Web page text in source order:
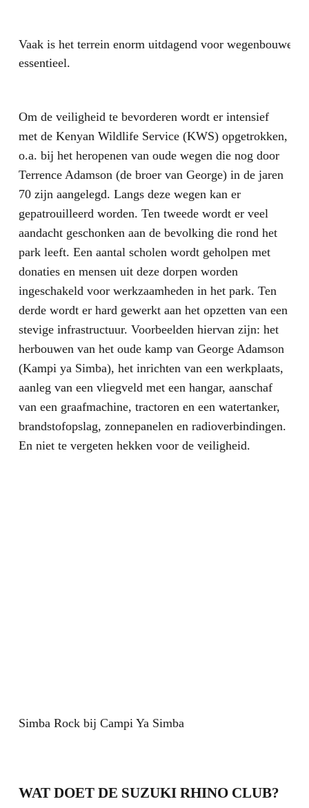
Vaak is het terrein enorm uitdagend voor
essentieel.
Om de veiligheid te bevorderen wordt er intensief
met de Kenyan Wildlife Service (KWS) opgetrokken,
o.a. bij het heropenen van oude wegen die nog door
Terrence Adamson (de broer van George) in de jaren
70 zijn aangelegd. Langs deze wegen kan er
gepatrouilleerd worden. Ten tweede wordt er veel
aandacht geschonken aan de bevolking die rond het
park leeft. Een aantal scholen wordt geholpen met
donaties en mensen uit deze dorpen worden
ingeschakeld voor werkzaamheden in het park. Ten
derde wordt er hard gewerkt aan het opzetten van een
stevige infrastructuur. Voorbeelden hiervan zijn: het
herbouwen van het oude kamp van George Adamson
(Kampi ya Simba), het inrichten van een werkplaats,
aanleg van een vliegveld met een hangar, aanschaf
van een graafmachine, tractoren en een watertanker,
brandstofopslag, zonnepanelen en radioverbindingen.
En niet te vergeten hekken voor de veiligheid.
Simba Rock bij Campi Ya Simba
WAT DOET DE SUZUKI RHINO CLUB?